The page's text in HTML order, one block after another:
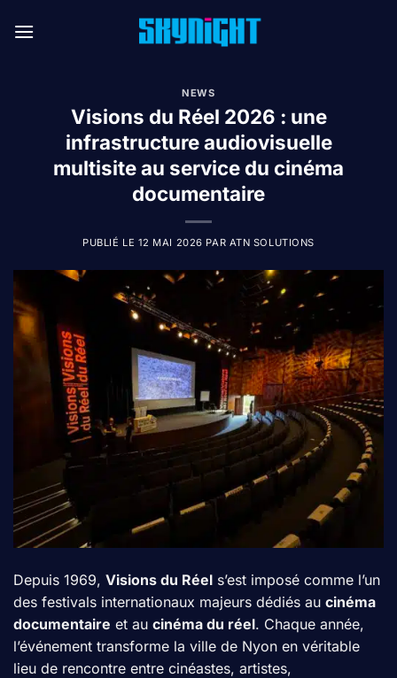
NEWS
Visions du Réel 2026 : une
infrastructure audiovisuelle
multisite au service du cinéma
documentaire
PUBLIÉ LE 12 MAI 2026 PAR ATN SOLUTIONS
Depuis 1969, Visions du Réel s’est imposé comme l’un
des festivals internationaux majeurs dédiés au cinéma
documentaire et au cinéma du réel. Chaque année,
l’événement transforme la ville de Nyon en véritable
lieu de rencontre entre cinéastes, artistes,